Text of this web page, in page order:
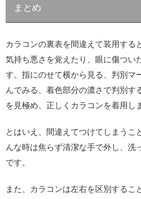
まとめ
カラコンの裏表を間違えて装用する
気持ち悪さを覚えたり、眼に傷つい
す。指にのせて横から見る、判別マ
んでみる、着色部分の濃さで判別す
を見極め、正しくカラコンを着用し
とはいえ、間違えてつけてしまうこ
んな時は焦らず清潔な手で外し、洗
です。
また、カラコンは左右を区別するこ